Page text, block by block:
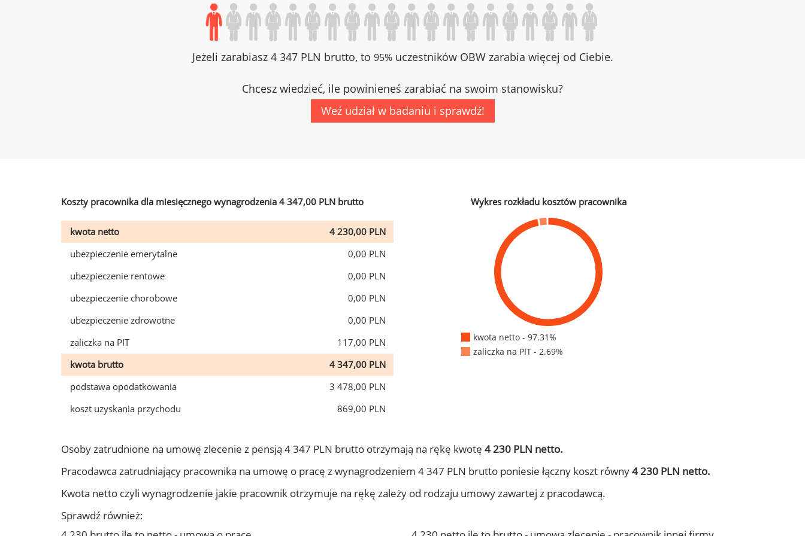
Jeżeli zarabiasz 4 347 PLN brutto, to 95%uczestników OBW zarabia więcej od Ciebie.
Chcesz wiedzieć, ile powinieneś zarabiać na swoim stanowisku?
Weź udział w badaniu i sprawdź!
Koszty pracownika dla miesięcznego wynagrodzenia 4 347,00 PLN brutto
kwota netto
4 230,00 PLN
ubezpieczenie emerytalne
0,00 PLN
ubezpieczenie rentowe
0,00 PLN
ubezpieczenie chorobowe
0,00 PLN
ubezpieczenie zdrowotne
0,00 PLN
zaliczka na PIT
117,00 PLN
kwota brutto
4 347,00 PLN
podstawa opodatkowania
3 478,00 PLN
koszt uzyskania przychodu
869,00 PLN
Wykres rozkładu kosztów pracownika
kwota netto - 97.31%
zaliczka na PIT - 2.69%
Osoby zatrudnione na umowę zlecenie z pensją 4 347 PLN brutto otrzymają na rękę kwotę 4 230 PLN netto.
Pracodawca zatrudniający pracownika na umowę o pracę z wynagrodzeniem 4 347 PLN brutto poniesie łączny koszt równy4 230 PLN netto.
Kwota netto czyli wynagrodzenie jakie pracownik otrzymuje na rękę zależy od rodzaju umowy zawartej z pracodawcą.
Sprawdź również: